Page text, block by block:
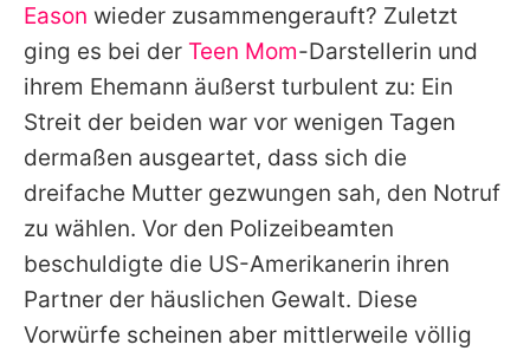
Datenschutzerklärung
Nutzungsbedingungen
Utiq verwalten
Eason wieder zusammengerauft? Zuletzt
ging es bei der Teen Mom-Darstellerin und
ihrem Ehemann äußerst turbulent zu: Ein
Streit der beiden war vor wenigen Tagen
dermaßen ausgeartet, dass sich die
dreifache Mutter gezwungen sah, den Notruf
zu wählen. Vor den Polizeibeamten
beschuldigte die US-Amerikanerin ihren
Partner der häuslichen Gewalt. Diese
Vorwürfe scheinen aber mittlerweile völlig